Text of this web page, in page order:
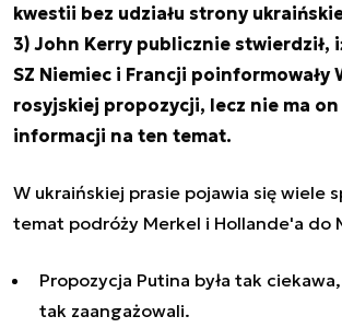
kwestii bez udziału strony
3) John Kerry publicznie stwierdził,
SZ Niemiec i Francji poinformowały
rosyjskiej propozycji, lecz nie ma
informacji na ten temat.
W ukraińskiej prasie pojawia się wiele
temat podróży Merkel i Hollande'a do
Propozycja Putina była tak
tak zaangażowali.